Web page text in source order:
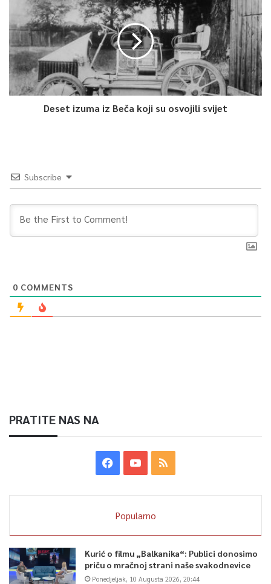
Cijelu emisiju možete pogledati na linku:
Deset izuma iz Beča koji su osvojili svijet
Subscribe
0 COMMENTS
PRATITE NAS NA
Popularno
Kurić o filmu „Balkanika“: Publici donosimo
priču o mračnoj strani naše svakodnevice
Ponedjeljak, 10 Augusta 2026, 20:44